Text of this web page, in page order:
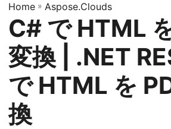
ョ
ン
の
切
り
替
え
Home » Aspose.Clouds
C# で HTML
変換 | .NET
で HTML を
換